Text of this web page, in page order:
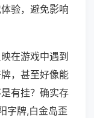
验，避免影响
在游戏中遇到
，甚至好像能
有挂？确实存
字牌,白金岛歪